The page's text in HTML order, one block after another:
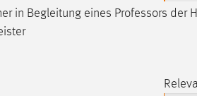
in Begleitung eines Professors der